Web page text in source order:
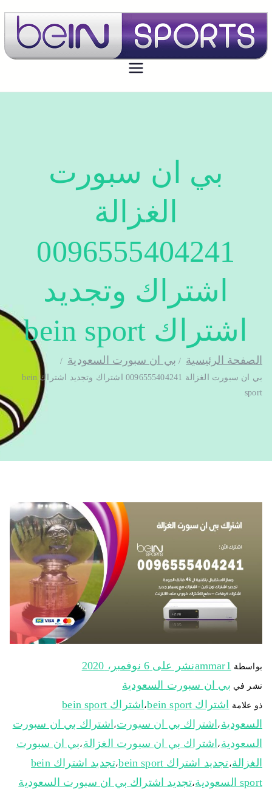
بي ان سبورت الكويت
تجديد اشتراك بي ان سبورت اون لاين
بي ان سبورت
الغزالة
0096555404241
اشتراك وتجديد
اشتراك bein sport
الصفحة الرئيسية بي ان سبورت السعودية
بي ان سبورت الغزالة 0096555404241 اشتراك وتجديد اشتراك bein
sport
بواسطة ammar1نشر على 6 نوفمبر، 2020
نشر في بي ان سبورت السعودية
ذو علامة اشتراك bein sport ،
اشتراك bein sport
السعودية ، اشتراك بي ان سبورت، اشتراك بي ان سبورت
السعودية ، اشتراك بي ان سبورت الغزالة ،بي ان سبورت
الغزالة،تجديد اشتراك bein sport ،
تجديد اشتراك bein
sport السعودية
،تجديد اشتراك بي ان سبورت السعودية